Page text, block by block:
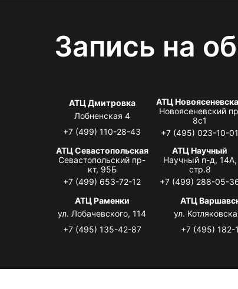
Запись на
АТЦ Дмитровка
Лобненская 4
+7 (499) 110-28-43
АТЦ
Новоясеневский
8с1
+7 (495) 023-10-01
АТЦ Севастопольская
Севастопольский пр-
кт, 95Б
+7 (499) 653-72-12
АТЦ Научный
Научный п-д, 14А,
стр.8
+7 (499) 288-05-
АТЦ Раменки
ул. Лобачевского, 114
+7 (495) 135-42-87
АТЦ
ул.
+7 (495) 182-